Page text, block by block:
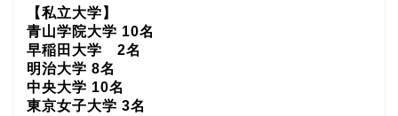
【私立大学】
青山学院大学 10名
早稲田大学 2名
明治大学 8名
中央大学 10名
東京女子大学 3名